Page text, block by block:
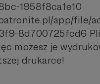
1958f8ca1e10
app/file/
8d700725fcd6
możesz je
drukarce!